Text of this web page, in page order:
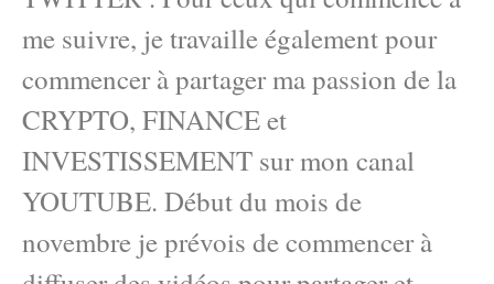
me suivre, je travaille également pour
commencer à partager ma passion de la
CRYPTO, FINANCE et
INVESTISSEMENT sur mon canal
YOUTUBE. Début du mois de
novembre je prévois de commencer à